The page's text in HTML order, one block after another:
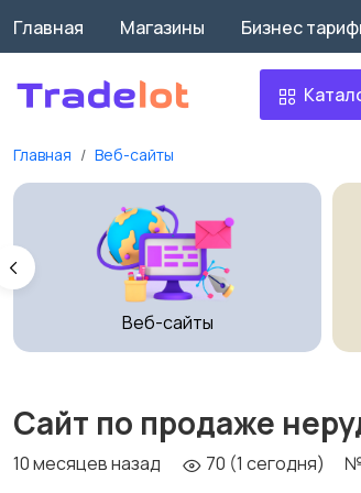
Главная Магазины Бизнес
Главная Веб-сайты
Веб-сайты
Сайт по продаже
10 месяцев назад 70 (1 сегодня)